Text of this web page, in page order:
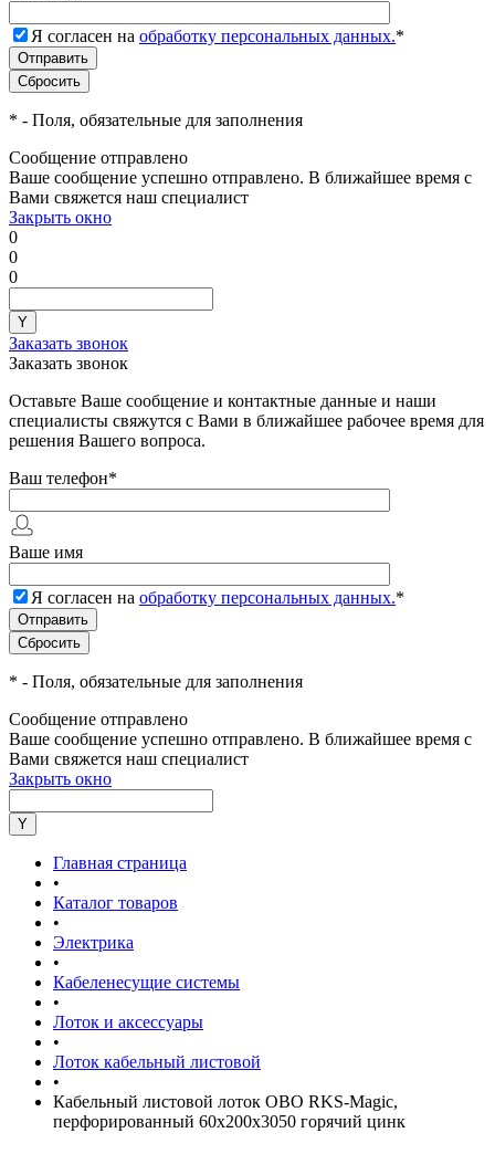
Я согласен на обработку персональных данных.*
* - Поля, обязательные для заполнения
Сообщение отправлено
Ваше сообщение успешно отправлено. В ближайшее время с
Вами свяжется наш специалист
Закрыть окно
0
0
0
Заказать звонок
Заказать звонок
Оставьте Ваше сообщение и контактные данные и наши
специалисты свяжутся с Вами в ближайшее рабочее время для
решения Вашего вопроса.
Ваш телефон*
Ваше имя
Я согласен на обработку персональных данных.*
* - Поля, обязательные для заполнения
Сообщение отправлено
Ваше сообщение успешно отправлено. В ближайшее время с
Вами свяжется наш специалист
Закрыть окно
Главная страница
•
Каталог товаров
•
Электрика
•
Кабеленесущие системы
•
Лоток и аксессуары
•
Лоток кабельный листовой
•
Кабельный листовой лоток OBO RKS-Magic,
перфорированный 60x200x3050 горячий цинк